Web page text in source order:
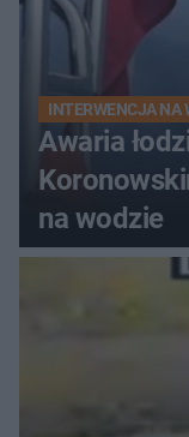
INTERWENCJA NA
Awaria
na wodzie